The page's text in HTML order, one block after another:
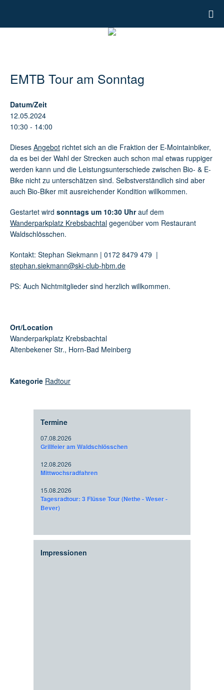
EMTB Tour am Sonntag
Datum/Zeit
12.05.2024
10:30 - 14:00
Dieses Angebot richtet sich an die Fraktion der E-Mointainbiker,
da es bei der Wahl der Strecken auch schon mal etwas ruppiger
werden kann und die Leistungsunterschiede zwischen Bio- & E-
Bike nicht zu unterschätzen sind. Selbstverständlich sind aber
auch Bio-Biker mit ausreichender Kondition willkommen.
Gestartet wird sonntags um 10:30 Uhrauf dem
Wanderparkplatz Krebsbachtal gegenüber vom Restaurant
Waldschlösschen.
Kontakt: Stephan Siekmann | 0172 8479 479 |
stephan.siekmann@ski-club-hbm.de
PS: Auch Nichtmitglieder sind herzlich willkommen.
Ort/Location
Wanderparkplatz Krebsbachtal
Altenbekener Str., Horn-Bad Meinberg
Kategorie Radtour
Termine
07.08.2026
Grillfeier am Waldschlösschen
12.08.2026
Mittwochsradfahren
15.08.2026
Tagesradtour: 3 Flüsse Tour (Nethe - Weser -
Bever)
Impressionen